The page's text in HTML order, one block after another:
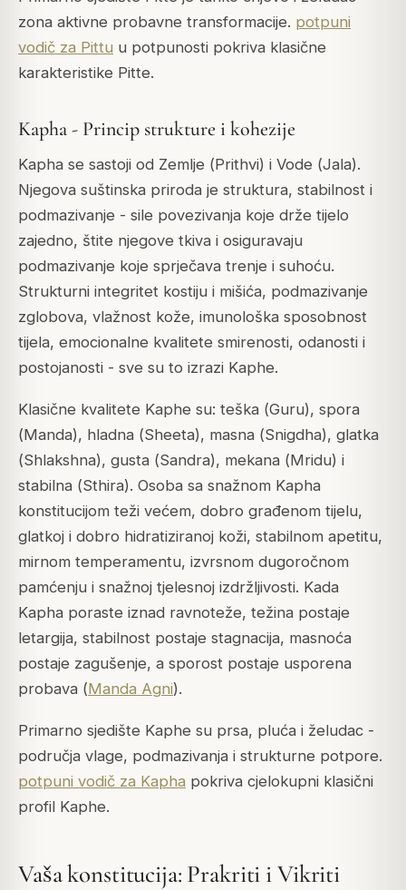
zona aktivne probavne transformacije. potpuni
vodič za Pittu u potpunosti pokriva klasične
karakteristike Pitte.
Kapha - Princip strukture i kohezije
Kapha se sastoji od Zemlje (Prithvi) i Vode (Jala).
Njegova suštinska priroda je struktura, stabilnost i
podmazivanje - sile povezivanja koje drže tijelo
zajedno, štite njegove tkiva i osiguravaju
podmazivanje koje sprječava trenje i suhoću.
Strukturni integritet kostiju i mišića, podmazivanje
zglobova, vlažnost kože, imunološka sposobnost
tijela, emocionalne kvalitete smirenosti, odanosti i
postojanosti - sve su to izrazi Kaphe.
Klasične kvalitete Kaphe su: teška (Guru), spora
(Manda), hladna (Sheeta), masna (Snigdha), glatka
(Shlakshna), gusta (Sandra), mekana (Mridu) i
stabilna (Sthira). Osoba sa snažnom Kapha
konstitucijom teži većem, dobro građenom tijelu,
glatkoj i dobro hidratiziranoj koži, stabilnom apetitu,
mirnom temperamentu, izvrsnom dugoročnom
pamćenju i snažnoj tjelesnoj izdržljivosti. Kada
Kapha poraste iznad ravnoteže, težina postaje
letargija, stabilnost postaje stagnacija, masnoća
postaje zagušenje, a sporost postaje usporena
probava (Manda Agni).
Primarno sjedište Kaphe su prsa, pluća i želudac -
područja vlage, podmazivanja i strukturne potpore.
potpuni vodič za Kapha pokriva cjelokupni klasični
profil Kaphe.
Vaša konstitucija: Prakriti i Vikriti